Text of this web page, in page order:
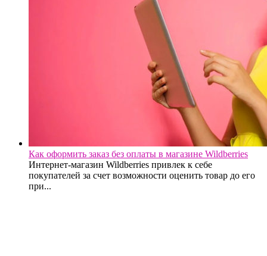
Как оформить заказ без оплаты в магазине Wildberries
Интернет-магазин Wildberries привлек к себе
покупателей за счет возможности оценить товар до его
при...